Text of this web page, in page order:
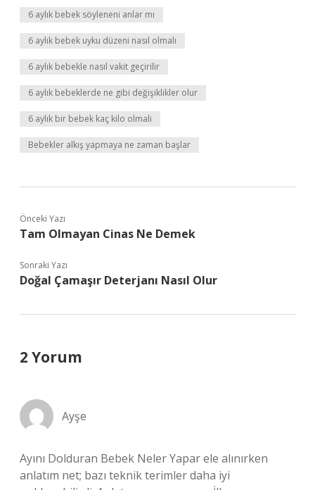
6 aylık bebek söyleneni anlar mı
6 aylık bebek uyku düzeni nasıl olmalı
6 aylık bebekle nasıl vakit geçirilir
6 aylık bebeklerde ne gibi değişiklikler olur
6 aylık bir bebek kaç kilo olmalı
Bebekler alkış yapmaya ne zaman başlar
Önceki Yazı
Tam Olmayan Cinas Ne Demek
Sonraki Yazı
Doğal Çamaşır Deterjanı Nasıl Olur
2 Yorum
Ayşe
Ayını Dolduran Bebek Neler Yapar ele alınırken
anlatım net; bazı teknik terimler daha iyi